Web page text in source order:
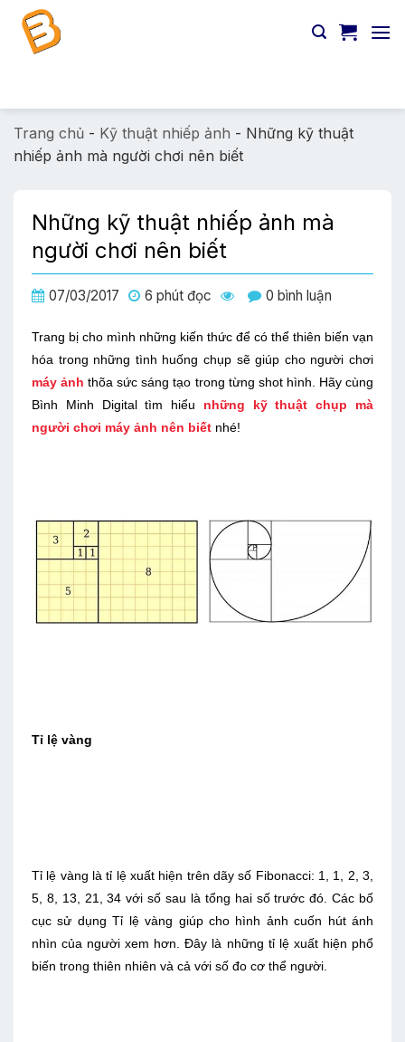
Chuyển
đến
Trang chủ - Kỹ thuật nhiếp ảnh - Những kỹ thuật
nhiếp ảnh mà người chơi nên biết
Những kỹ thuật nhiếp ảnh mà
người chơi nên biết
07/03/2017 6 phút đọc 0 bình luận
Trang bị cho mình những kiến thức để có thể thiên biến vạn
hóa trong những tình huống chụp sẽ giúp cho người chơi
máy ảnh thõa sức sáng tạo trong từng shot hình. Hãy cùng
Bình Minh Digital tìm hiểu những kỹ thuật chụp mà
người chơi máy ảnh nên biết nhé!
Tỉ lệ vàng
Tỉ lệ vàng là tỉ lệ xuất hiện trên dãy số Fibonacci: 1, 1, 2, 3,
5, 8, 13, 21, 34 với số sau là tổng hai số trước đó. Các bố
cục sử dụng Tỉ lệ vàng giúp cho hình ảnh cuốn hút ánh
nhìn của người xem hơn. Đây là những tỉ lệ xuất hiện phổ
biến trong thiên nhiên và cả với số đo cơ thể người.